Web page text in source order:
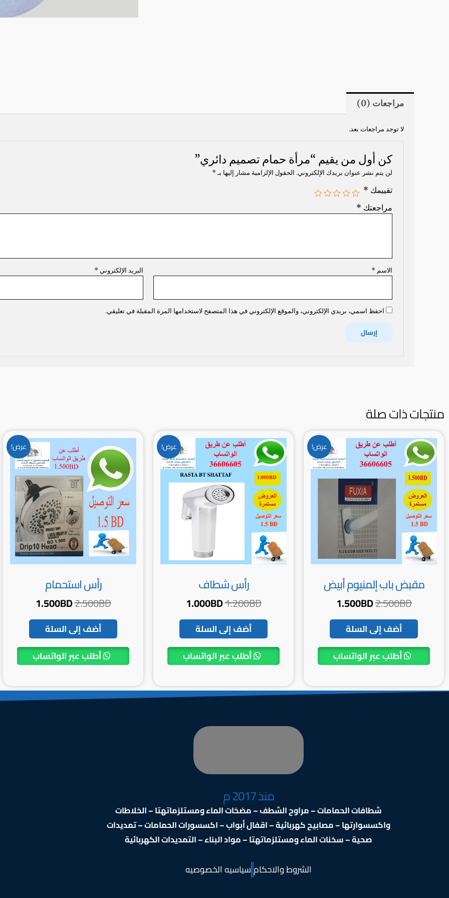
مراجعات (0)
لا توجد مراجعات بعد.
كن أول من يقيم “مرأة حمام تصميم دائري”
لن يتم نشر عنوان بريدك الإلكتروني. الحقول الإلزامية مشار إليها بـ*
تقييمك *
مراجعتك *
الاسم * البريد الإلكتروني *
احفظ اسمي، بريدي الإلكتروني، والموقع الإلكتروني في هذا المتصفح لاستخدامها المرة المقبلة في تعليقي.
منتجات ذات صلة
عرض!
مقبض باب إلمنيوم أبيض
2.500BD
السعر
الأصلي
هو:
2.500BD.
1.500BD
السعر
الحالي
هو:
1.500BD.
أضف إلى السلة
أطلب عبر الواتساب
عرض!
رأس شطاف
1.200BD
السعر
الأصلي
هو:
1.200BD.
1.000BD
السعر
الحالي
هو:
1.000BD.
أضف إلى السلة
أطلب عبر الواتساب
عرض!
رأس استحمام
2.500BD
السعر
الأصلي
هو:
2.500BD.
1.500BD
السعر
الحالي
هو:
1.500BD.
أضف إلى السلة
أطلب عبر الواتساب
منذ 2017 م
شطافات الحمامات – مراوح الشطف – مضخات الماء ومستلزماتهتا – الخلاطات
واكسسوارتها – مصابيح كهربائية – اقفال أبواب – اكسسورات الحمامات – تمديدات
صحية – سخنات الماء ومستلزماتهتا – مواد البناء – التمديدات الكهربائية
الشروط والاحكامسياسيه الخصوصيه